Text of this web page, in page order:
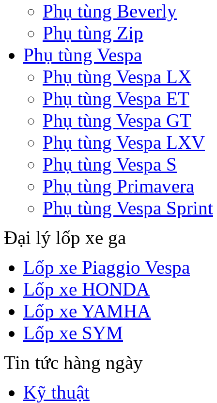
Phụ tùng Beverly
Phụ tùng Zip
Phụ tùng Vespa
Phụ tùng Vespa LX
Phụ tùng Vespa ET
Phụ tùng Vespa GT
Phụ tùng Vespa LXV
Phụ tùng Vespa S
Phụ tùng Primavera
Phụ tùng Vespa Sprint
Đại lý lốp xe ga
Lốp xe Piaggio Vespa
Lốp xe HONDA
Lốp xe YAMHA
Lốp xe SYM
Tin tức hàng ngày
Kỹ thuật